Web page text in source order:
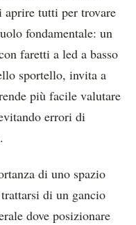
aprire tutti per trovare
fondamentale: un
faretti a led a basso
sportello, invita a
più facile valutare
errori di
di uno spazio
di un gancio
dove posizionare